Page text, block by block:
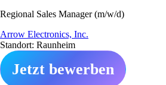
Regional Sales Manager (m/w/d)
Arrow Electronics, Inc.
Standort: Raunheim
Jetzt bewerben